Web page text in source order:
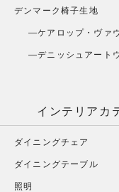
デンマーク椅子生地
ケアロップ・ヴァ
デニッシュアート
インテリアカ
ダイニングチェア
ダイニングテーブル
照明